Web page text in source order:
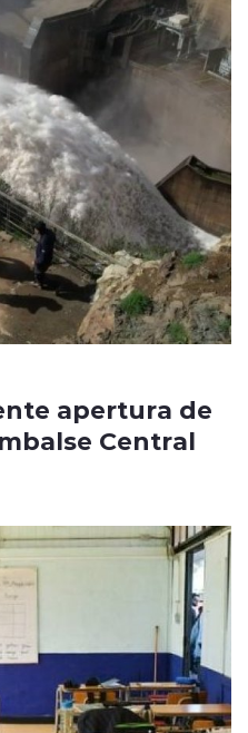
apertura de
Central